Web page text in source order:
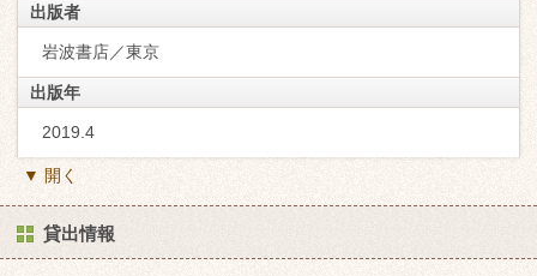
出版者
岩波書店／東京
出版年
2019.4
▼ 開く
貸出情報